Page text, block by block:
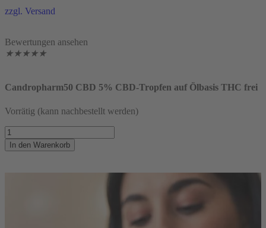
zzgl. Versand
Bewertungen ansehen
★★★★★
Candropharm50 CBD 5% CBD-Tropfen auf Ölbasis THC frei
Vorrätig (kann nachbestellt werden)
In den Warenkorb